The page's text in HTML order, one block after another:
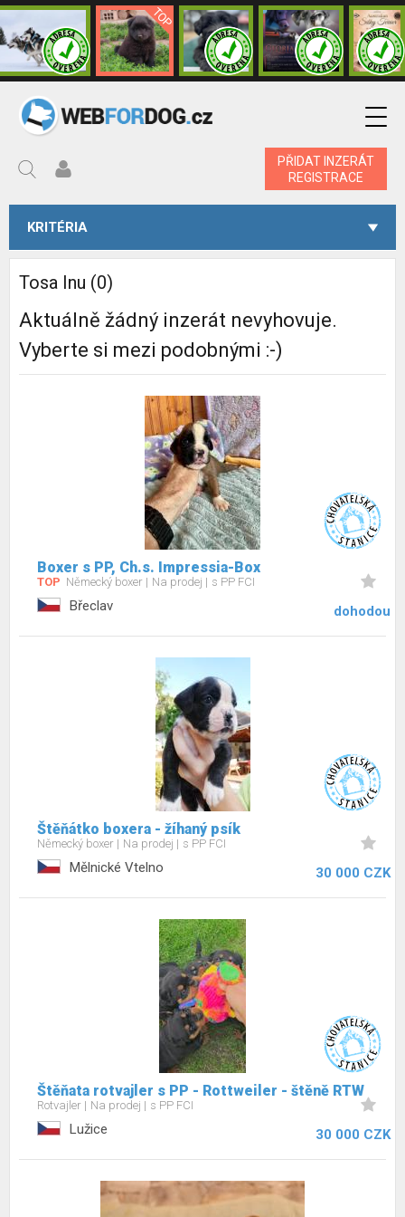
PŘIDAT INZERÁT
REGISTRACE
KRITÉRIA
Tosa Inu (0)
Aktuálně žádný inzerát nevyhovuje.
Vyberte si mezi podobnými :-)
Boxer s PP, Ch.s. Impressia-Box
TOP Německý boxer Na prodej s PP FCI
Břeclav dohodou
Štěňátko boxera - žíhaný psík
Německý boxer Na prodej s PP FCI
Mělnické Vtelno 30 000 CZK
Štěňata rotvajler s PP - Rottweiler - štěně RTW
Rotvajler Na prodej s PP FCI
Lužice 30 000 CZK